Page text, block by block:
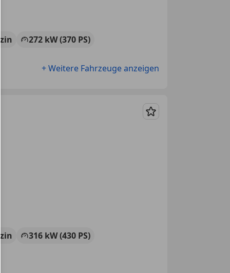
272 kW (370 PS)
+ Weitere Fahrzeuge anzeigen
Merken
316 kW (430 PS)